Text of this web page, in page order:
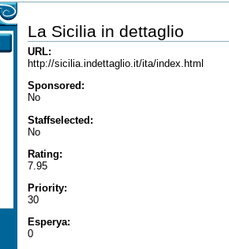
La Sicilia in dettaglio
URL:
http://sicilia.indettaglio.it/ita/index.html
Sponsored :
No
Staffselected:
No
Rating:
7.95
Priority:
30
Esperya:
0